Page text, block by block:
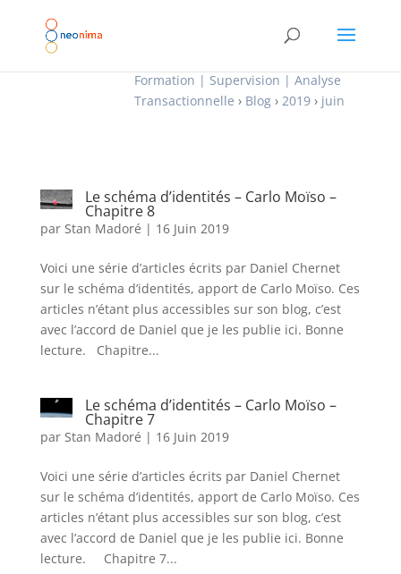
Formation | Supervision | Analyse
Transactionnelle › Blog › 2019 › juin
Le schéma d’identités – Carlo Moïso –
Chapitre 8
par Stan Madoré | 16 Juin 2019
Voici une série d’articles écrits par Daniel Chernet
sur le schéma d’identités, apport de Carlo Moïso. Ces
articles n’étant plus accessibles sur son blog, c’est
avec l’accord de Daniel que je les publie ici. Bonne
lecture. Chapitre...
Le schéma d’identités – Carlo Moïso –
Chapitre 7
par Stan Madoré | 16 Juin 2019
Voici une série d’articles écrits par Daniel Chernet
sur le schéma d’identités, apport de Carlo Moïso. Ces
articles n’étant plus accessibles sur son blog, c’est
avec l’accord de Daniel que je les publie ici. Bonne
lecture. Chapitre 7...